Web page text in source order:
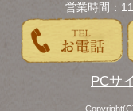
営業時間：
PCサ